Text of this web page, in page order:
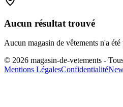
Aucun résultat trouvé
Aucun magasin de vêtements n'a
© 2026 magasin-de-vetements -
Mentions LégalesConfidentialité